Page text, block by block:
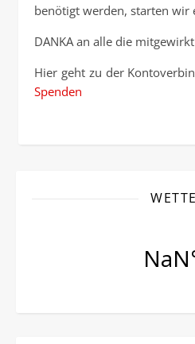
benötigt werden, starten wir
DANKA an alle die
Hier geht zu der
Spenden